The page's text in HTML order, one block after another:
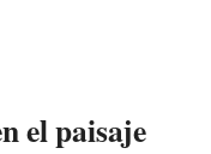
el paisaje